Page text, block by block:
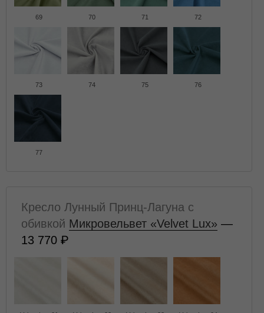
69 70 71 72
73 74 75 76
77
Кресло Лунный Принц-Лагуна с
обивкой Микровельвет «Velvet Lux» —
13 770